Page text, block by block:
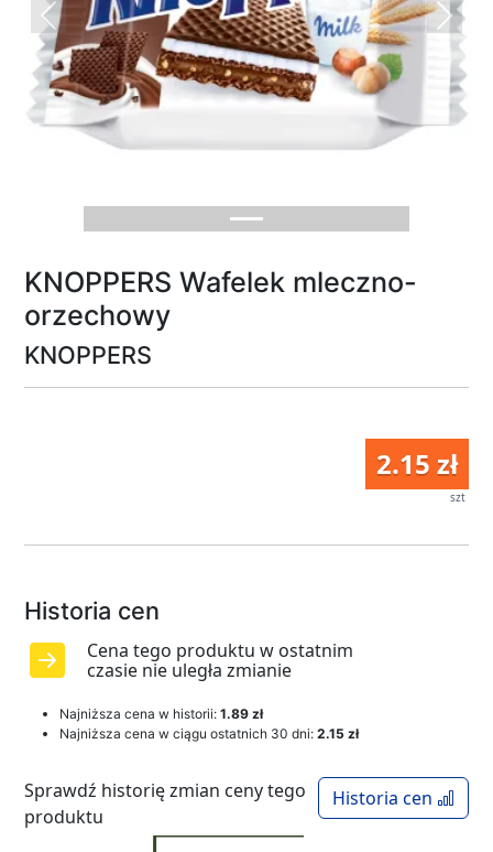
Previous Next
KNOPPERS Wafelek mleczno-
orzechowy
KNOPPERS
2.15 zł
szt
Historia cen
Cena tego produktu w ostatnim
czasie nie uległa zmianie
Najniższa cena w historii: 1.89 zł
Najniższa cena w ciągu ostatnich 30 dni: 2.15 zł
Historia cen
Sprawdź historię zmian ceny tego
produktu